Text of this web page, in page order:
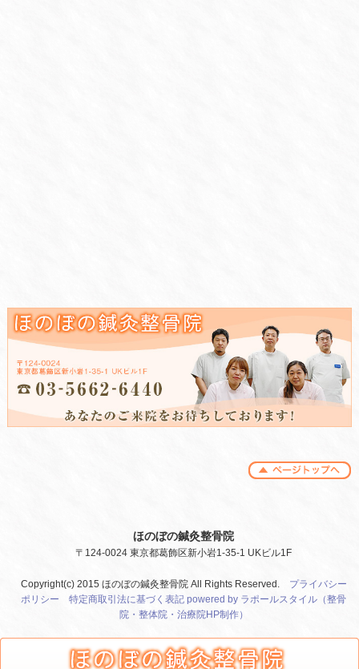
ほのぼの鍼灸整骨院
〒124-0024 東京都葛飾区新小岩1-35-1 UKビル1F
Copyright(c) 2015 ほのぼの鍼灸整骨院 All Rights Reserved.
プライバシー
ポリシー
特定商取引法に基づく表記 powered by ラポールスタイル（整骨
院・整体院・治療院HP制作）